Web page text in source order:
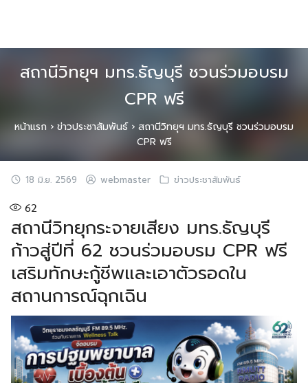
สถานีวิทยุฯ มทร.ธัญบุรี ชวนร่วมอบรม
CPR ฟรี
หน้าแรก › ข่าวประชาสัมพันธ์› สถานีวิทยุฯ มทร.ธัญบุรี ชวนร่วมอบรม
CPR ฟรี
18 มิ.ย. 2569 webmaster ข่าวประชาสัมพันธ์
62
สถานีวิทยุกระจายเสียง มทร.ธัญบุรี
ก้าวสู่ปีที่ 62 ชวนร่วมอบรม CPR ฟรี
เสริมทักษะกู้ชีพและเอาตัวรอดใน
สถานการณ์ฉุกเฉิน